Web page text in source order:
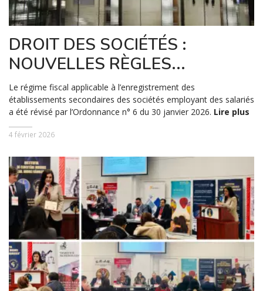
DROIT DES SOCIÉTÉS :
NOUVELLES RÈGLES...
Le régime fiscal applicable à l’enregistrement des
établissements secondaires des sociétés employant des salariés
a été révisé par l’Ordonnance n° 6 du 30 janvier 2026. Lire plus
4 février 2026